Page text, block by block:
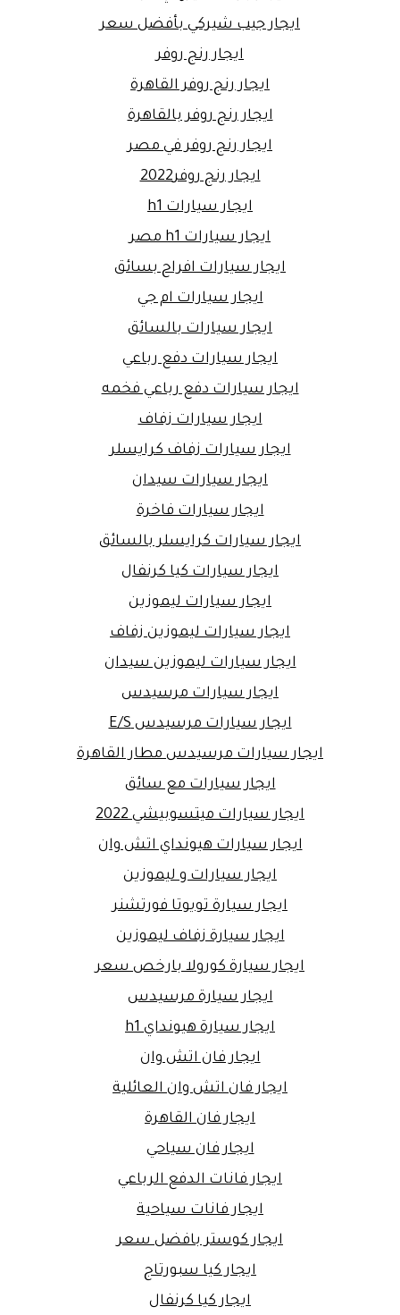
ايجار جيب شيركي بأفضل سعر
ايجار رنج روفر
ايجار رنج روفر القاهرة
ايجار رنج روفر بالقاهرة
ايجار رنج روفر في مصر
ايجار رنج روفر2022
ايجار سيارات h1
ايجار سيارات h1 مصر
ايجار سيارات افراح بسائق
ايجار سيارات ام جي
ايجار سيارات بالسائق
ايجار سيارات دفع رباعي
ايجار سيارات دفع رباعي فخمه
ايجار سيارات زفاف
ايجار سيارات زفاف كرايسلر
ايجار سيارات سيدان
ايجار سيارات فاخرة
ايجار سيارات كرايسلر بالسائق
ايجار سيارات كيا كرنفال
ايجار سيارات ليموزين
ايجار سيارات ليموزين زفاف
ايجار سيارات ليموزين سيدان
ايجار سيارات مرسيدس
ايجار سيارات مرسيدس E/S
ايجار سيارات مرسيدس مطار القاهرة
ايجار سيارات مع سائق
ايجار سيارات ميتسوبيشي 2022
ايجار سيارات هيونداي اتش وان
ايجار سيارات و ليموزين
ايجار سيارة تويوتا فورتشنر
ايجار سيارة زفاف ليموزين
ايجار سيارة كورولا بارخص سعر
ايجار سيارة مرسيدس
ايجار سيارة هيونداي h1
ايجار فان اتش وان
ايجار فان اتش وان العائلية
ايجار فان القاهرة
ايجار فان سياحي
ايجار فانات الدفع الرباعي
ايجار فانات سياحية
ايجار كوستر بافضل سعر
ايجار كيا سبورتاج
ايجار كيا كرنفال